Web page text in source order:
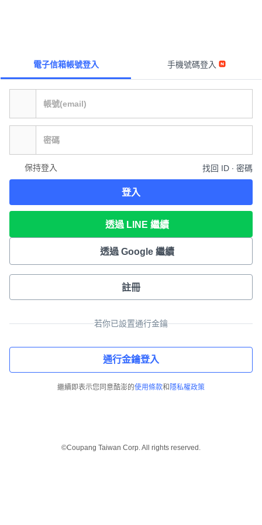
電子信箱帳號登入 手機號碼登入
保持登入 找回 ID ∙ 密碼
登入
透過 LINE 繼續
透過 Google 繼續
註冊
若你已設置通行金鑰
通行金鑰登入
繼續即表示您同意酷澎的使用條款和 隱私權政策
©Coupang Taiwan Corp. All rights reserved.